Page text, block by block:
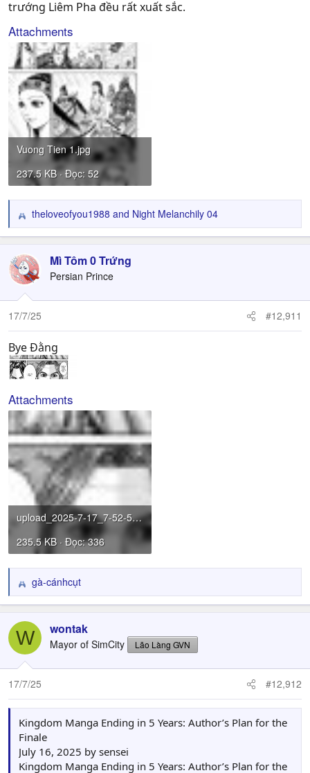
trướng Liêm Pha đều rất xuất sắc.
Attachments
Vuong Tien 1.jpg
237.5 KB · Đọc: 52
R
e
c
t
i
o
n
theloveofyou1988 and Night Melanchily 04
Mì Tôm 0 Trứng
Persian Prince
17/7/25 #12,911
Bye Đằng
Attachments
upload_2025-7-17_7-52-55.jpeg
235.5 KB · Đọc: 336
R
e
c
t
i
o
n
:
gà-cánhcụt
W wontak
Mayor of SimCity Lão Làng GVN
17/7/25 #12,912
Kingdom Manga Ending in 5 Years: Author’s Plan for the
Finale
July 16, 2025 by sensei
Kingdom Manga Ending in 5 Years: Author’s Plan for the